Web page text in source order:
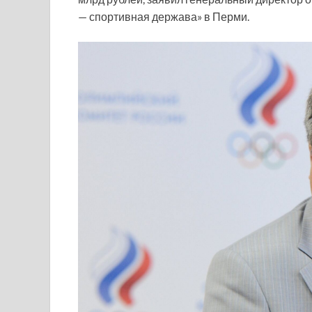
— спортивная держава» в Перми.